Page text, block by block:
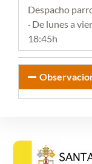
Despacho
· De lunes a
18:45h